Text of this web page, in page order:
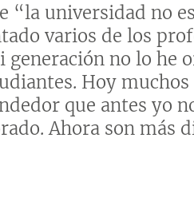
“la universidad no
varios de los
no lo he
Hoy
que antes yo
Ahora son más